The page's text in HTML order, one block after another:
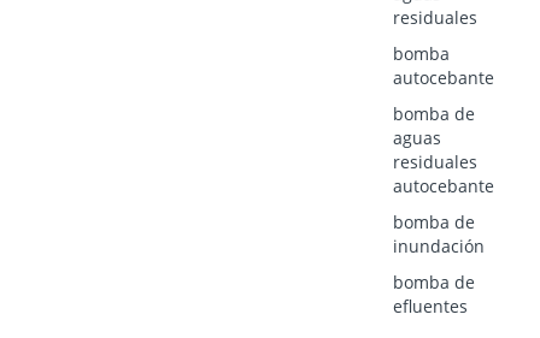
residuales
bomba
autocebante
bomba de
aguas
residuales
autocebante
bomba de
inundación
bomba de
efluentes